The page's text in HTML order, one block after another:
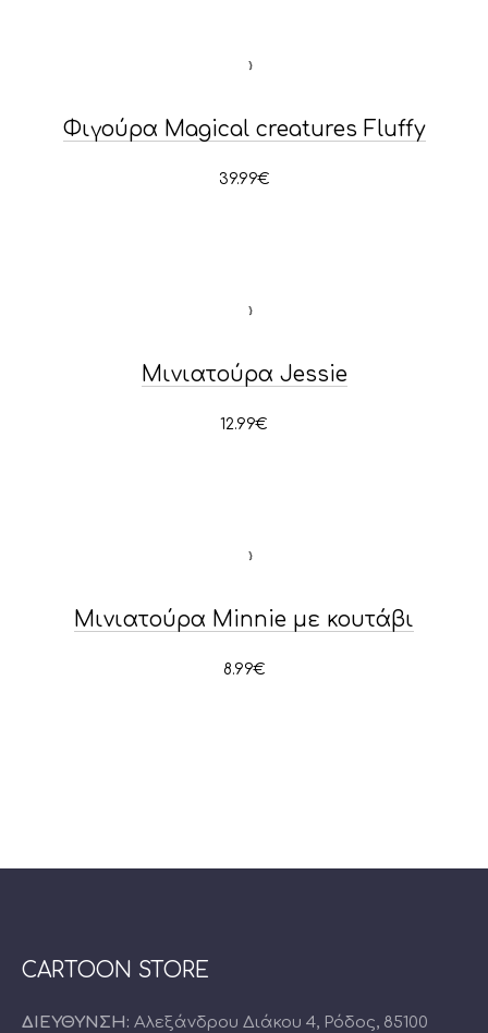
Φιγούρα Magical creatures Fluffy
39.99€
Μινιατούρα Jessie
12.99€
Μινιατούρα Minnie με κουτάβι
8.99€
CARTOON STORE
ΔΙΕΥΘΥΝΣΗ: Αλεξάνδρου Διάκου 4, Ρόδος, 85100